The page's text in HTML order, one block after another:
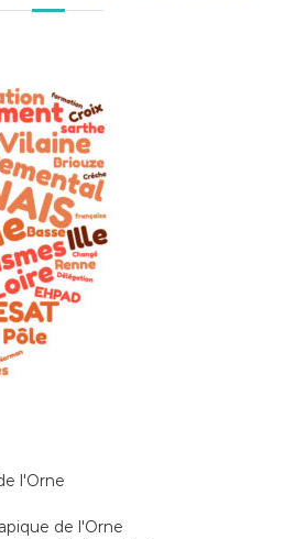
l'Orne
de l'Orne